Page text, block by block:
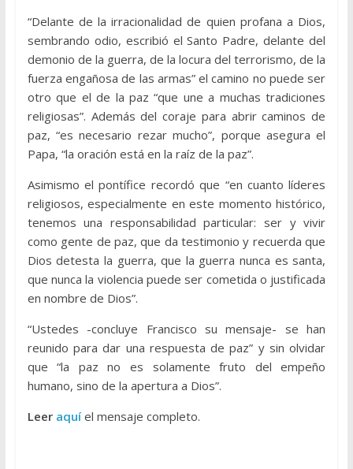
“Delante de la irracionalidad de quien profana a Dios,
sembrando odio, escribió el Santo Padre, delante del
demonio de la guerra, de la locura del terrorismo, de la
fuerza engañosa de las armas” el camino no puede ser
otro que el de la paz “que une a muchas tradiciones
religiosas”. Además del coraje para abrir caminos de
paz, “es necesario rezar mucho”, porque asegura el
Papa, “la oración está en la raíz de la paz”.
Asimismo el pontífice recordó que “en cuanto líderes
religiosos, especialmente en este momento histórico,
tenemos una responsabilidad particular: ser y vivir
como gente de paz, que da testimonio y recuerda que
Dios detesta la guerra, que la guerra nunca es santa,
que nunca la violencia puede ser cometida o justificada
en nombre de Dios”.
“Ustedes -concluye Francisco su mensaje- se han
reunido para dar una respuesta de paz” y sin olvidar
que “la paz no es solamente fruto del empeño
humano, sino de la apertura a Dios”.
Leer aquíel mensaje completo.